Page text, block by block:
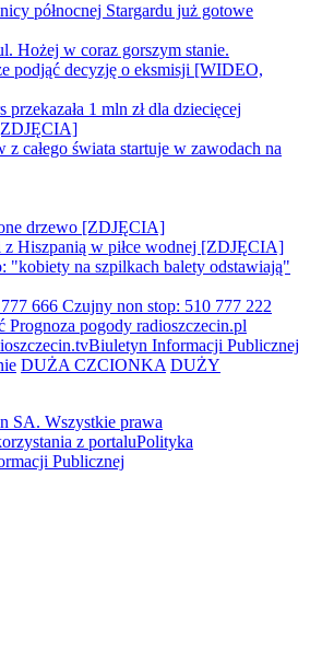
północnej Stargardu już gotowe
Hożej w coraz gorszym stanie.
podjąć decyzję o eksmisji [WIDEO,
1 mln zł dla dziecięcej
z całego świata startuje w zawodach na
drzewo [ZDJĘCIA]
Hiszpanią w piłce wodnej [ZDJĘCIA]
"kobiety na szpilkach balety odstawiają"
666 Czujny non stop: 510 777 222
Prognoza pogody radioszczecin.pl
Biuletyn Informacji Publicznej
DUŻA CZCIONKA DUŻY
SA. Wszystkie prawa
z portaluPolityka
Publicznej